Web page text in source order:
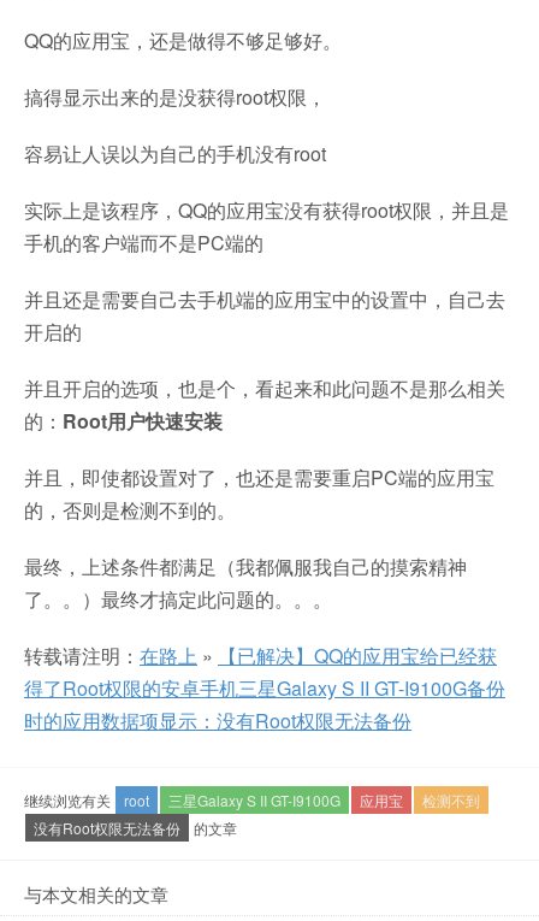
QQ的应用宝，还是做得不够足够好。
搞得显示出来的是没获得root权限，
容易让人误以为自己的手机没有root
实际上是该程序，QQ的应用宝没有获得root权限，并且是
手机的客户端而不是PC端的
并且还是需要自己去手机端的应用宝中的设置中，自己去
开启的
并且开启的选项，也是个，看起来和此问题不是那么相关
的： Root用户快速安装
并且，即使都设置对了，也还是需要重启PC端的应用宝
的，否则是检测不到的。
最终，上述条件都满足（我都佩服我自己的摸索精神
了。。）最终才搞定此问题的。。。
转载请注明： 在路上 »
【已解决】QQ的应用宝给已经获
得了Root权限的安卓手机三星Galaxy S II GT-I9100G备份
时的应用数据项显示：没有Root权限无法备份
继续浏览有关 root 三星Galaxy S II GT-I9100G 应用宝
检测不到
没有Root权限无法备份
的文章
与本文相关的文章